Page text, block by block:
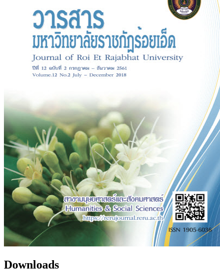
Downloads